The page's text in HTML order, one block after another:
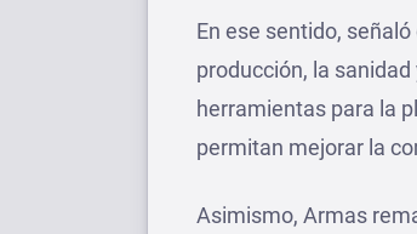
En ese sentido,
producción, la
herramientas para la
permitan mejorar la
Asimismo, Armas